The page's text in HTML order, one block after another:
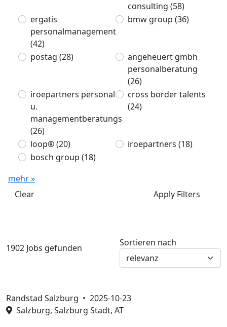
consulting (58)
ergatis
personalmanagement
(42)
bmw group (36)
postag (28)
angeheuert gmbh
personalberatung
(26)
iroepartners personal
u.
managementberatungs
(26)
cross border talents
(24)
loop®(20) iroepartners (18)
bosch group (18)
mehr »
Clear
Apply Filters
1902 Jobs gefunden Sortieren nach
Randstad Salzburg • 2025-10-23
Salzburg, Salzburg Stadt, AT